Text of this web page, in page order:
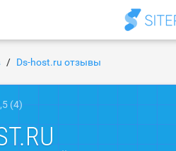
Ds-host.ru отзывы
(4)